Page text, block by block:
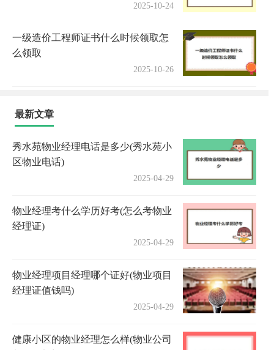
2025-10-24
一级造价工程师证书什么时候领取怎
么领取
2025-10-26
最新文章
秀水苑物业经理电话是多少(秀水苑小
区物业电话)
2025-04-29
物业经理考什么学历好考(怎么考物业
经理证)
2025-04-29
物业经理项目经理哪个证好(物业项目
经理证值钱吗)
2025-04-29
健康小区的物业经理怎么样(物业公司